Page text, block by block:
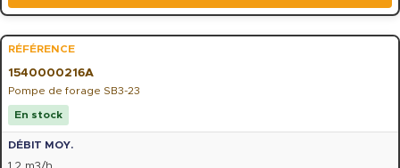
1540000216A
Pompe de forage SB3-23
En stock